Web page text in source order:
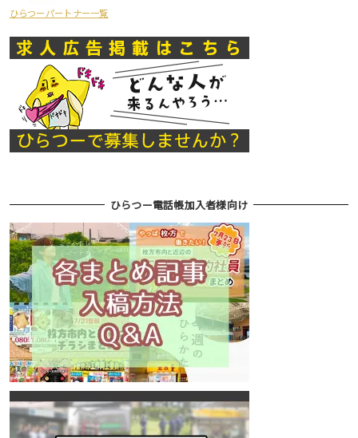
ひらつーパートナー一覧
ひらつー電話帳加入者様向け